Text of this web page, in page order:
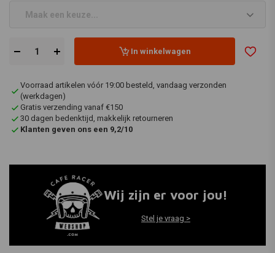
Maak een keuze...
In winkelwagen
Voorraad artikelen vóór 19:00 besteld, vandaag verzonden
(werkdagen)
Gratis verzending vanaf €150
30 dagen bedenktijd, makkelijk retourneren
Klanten geven ons een 9,2/10
Wij zijn er voor jou!
Stel je vraag >